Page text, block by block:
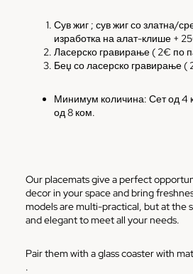
Сув жиг ; сув жиг со златна/
изработка на алат-клише +
Ласерско гравирање ( 2€ по
Беџ со ласерско гравирање (
Минимум количина: Сет од 4
од 8 ком.
Our placemats give a perfect
decor in your space and bring
models are multi-practical, but at the
and elegant to meet all your needs.
Pair them with a glass coaster with
.